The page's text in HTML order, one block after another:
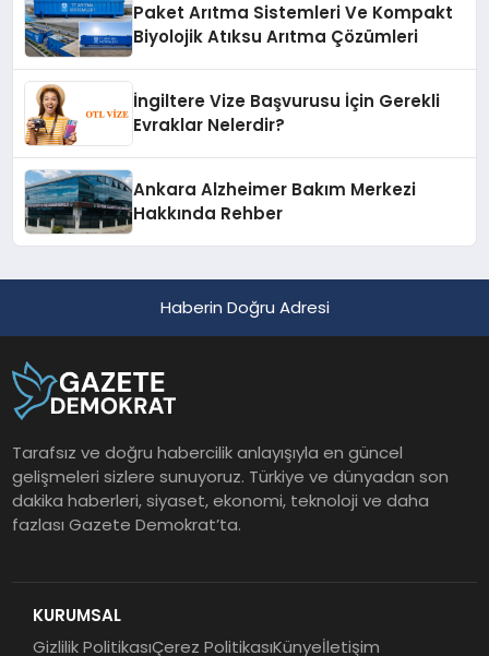
Paket Arıtma Sistemleri Ve Kompakt
Biyolojik Atıksu Arıtma Çözümleri
İngiltere Vize Başvurusu İçin Gerekli
Evraklar Nelerdir?
Ankara Alzheimer Bakım Merkezi
Hakkında Rehber
Haberin Doğru Adresi
Tarafsız ve doğru habercilik anlayışıyla en güncel
gelişmeleri sizlere sunuyoruz. Türkiye ve dünyadan son
dakika haberleri, siyaset, ekonomi, teknoloji ve daha
fazlası Gazete Demokrat’ta.
KURUMSAL
Gizlilik PolitikasıÇerez PolitikasıKünyeİletişim